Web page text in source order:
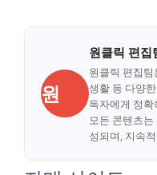
원
원클릭 편집
원클릭 편집
생활 등 다양
독자에게 정
모든 콘텐츠
성되며, 지속